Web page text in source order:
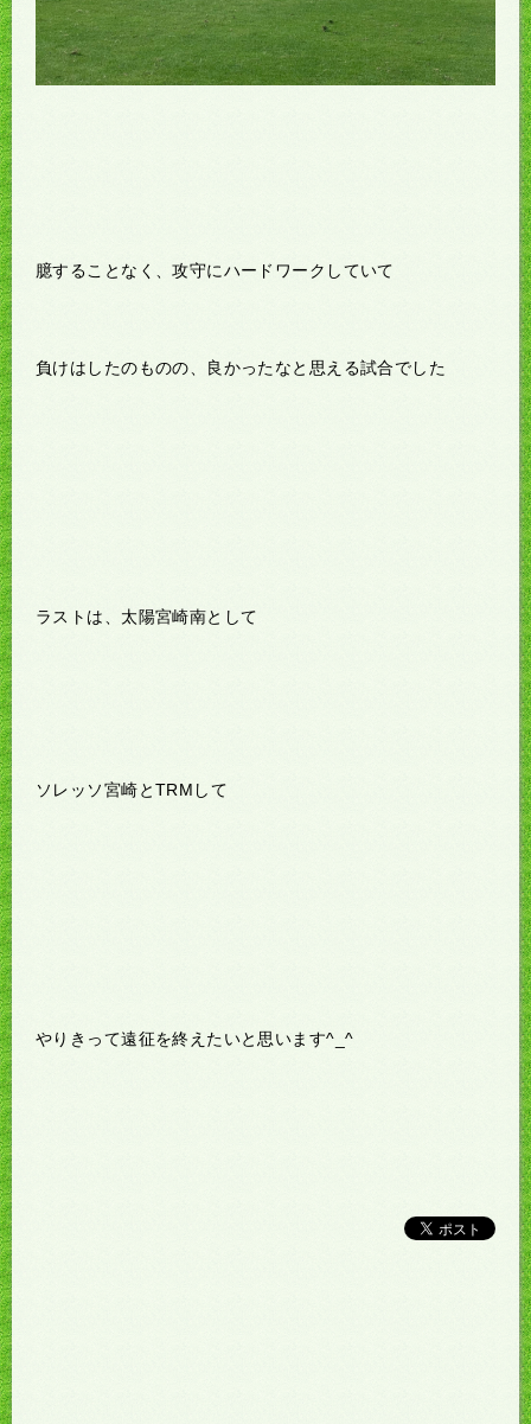
臆することなく、攻守にハードワークしていて
負けはしたのものの、良かったなと思える試合でした
ラストは、太陽宮崎南として
ソレッソ宮崎とTRMして
やりきって遠征を終えたいと思います^_^